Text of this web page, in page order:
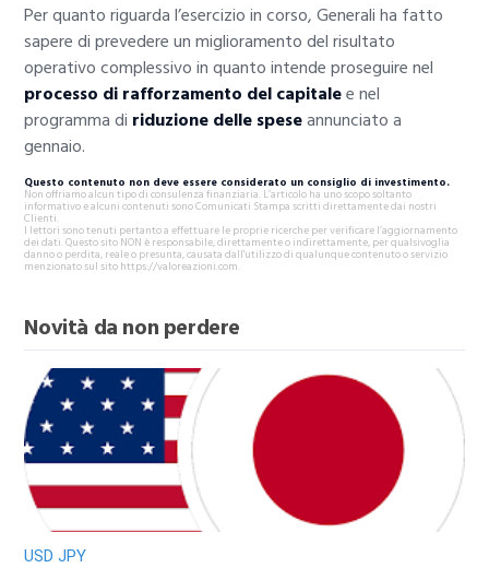
Per quanto riguarda l’esercizio in corso, Generali ha fatto
sapere di prevedere un miglioramento del risultato
operativo complessivo in quanto intende proseguire nel
processo di rafforzamento del capitalee nel
programma di riduzione delle speseannunciato a
gennaio.
Questo contenuto non deve essere considerato un consiglio di investimento.
Non offriamo alcun tipo di consulenza finanziaria. L’articolo ha uno scopo soltanto
informativo e alcuni contenuti sono Comunicati Stampa scritti direttamente dai nostri
Clienti.
I lettori sono tenuti pertanto a effettuare le proprie ricerche per verificare l’aggiornamento
dei dati. Questo sito NON è responsabile, direttamente o indirettamente, per qualsivoglia
danno o perdita, reale o presunta, causata dall'utilizzo di qualunque contenuto o servizio
menzionato sul sito https://valoreazioni.com.
Novità da non perdere
USD JPY